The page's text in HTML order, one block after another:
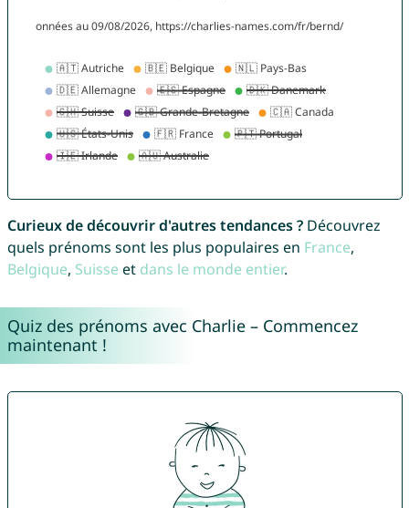
Curieux de découvrir d'autres tendances ?Découvrez
quels prénoms sont les plus populaires en France,
Belgique, Suisse et dans le monde entier.
Quiz des prénoms avec Charlie – Commencez
maintenant !